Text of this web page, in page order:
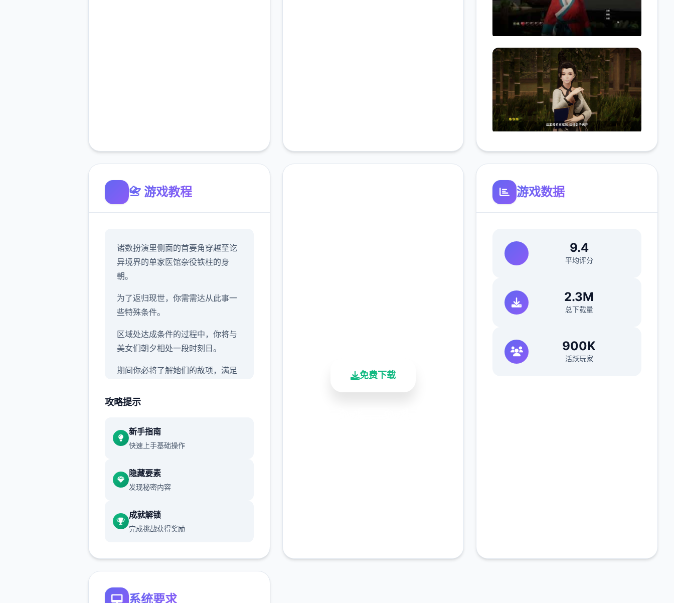
📇 游戏教程
诸数扮演里侧面的首要角穿越至讫
异境界的单家医馆杂役铁柱的身
朝。
为了返归现世，你需需达从此事一
些特殊条件。
区域处达成条件的过程中， 你将与
美女们朝夕相处一段时刻日。
期间你必将了解她们的故项，满足
密键系。
1.3.1刷新日志 2025.01.22
2、完善区块别使命提示
3、修复个体眼球显示异常
4、修复玄霜片段体位显示异常
6、优化蛮女服务钱币不足的提示
7、优化部分动展行穿模
攻略提示
新手指南
快速上手基础操作
隐藏要素
发现秘密内容
成就解锁
完成挑战获得奖励
免费下载
游戏数据
9.4
平均评分
2.3M
总下载量
900K
活跃玩家
系统要求